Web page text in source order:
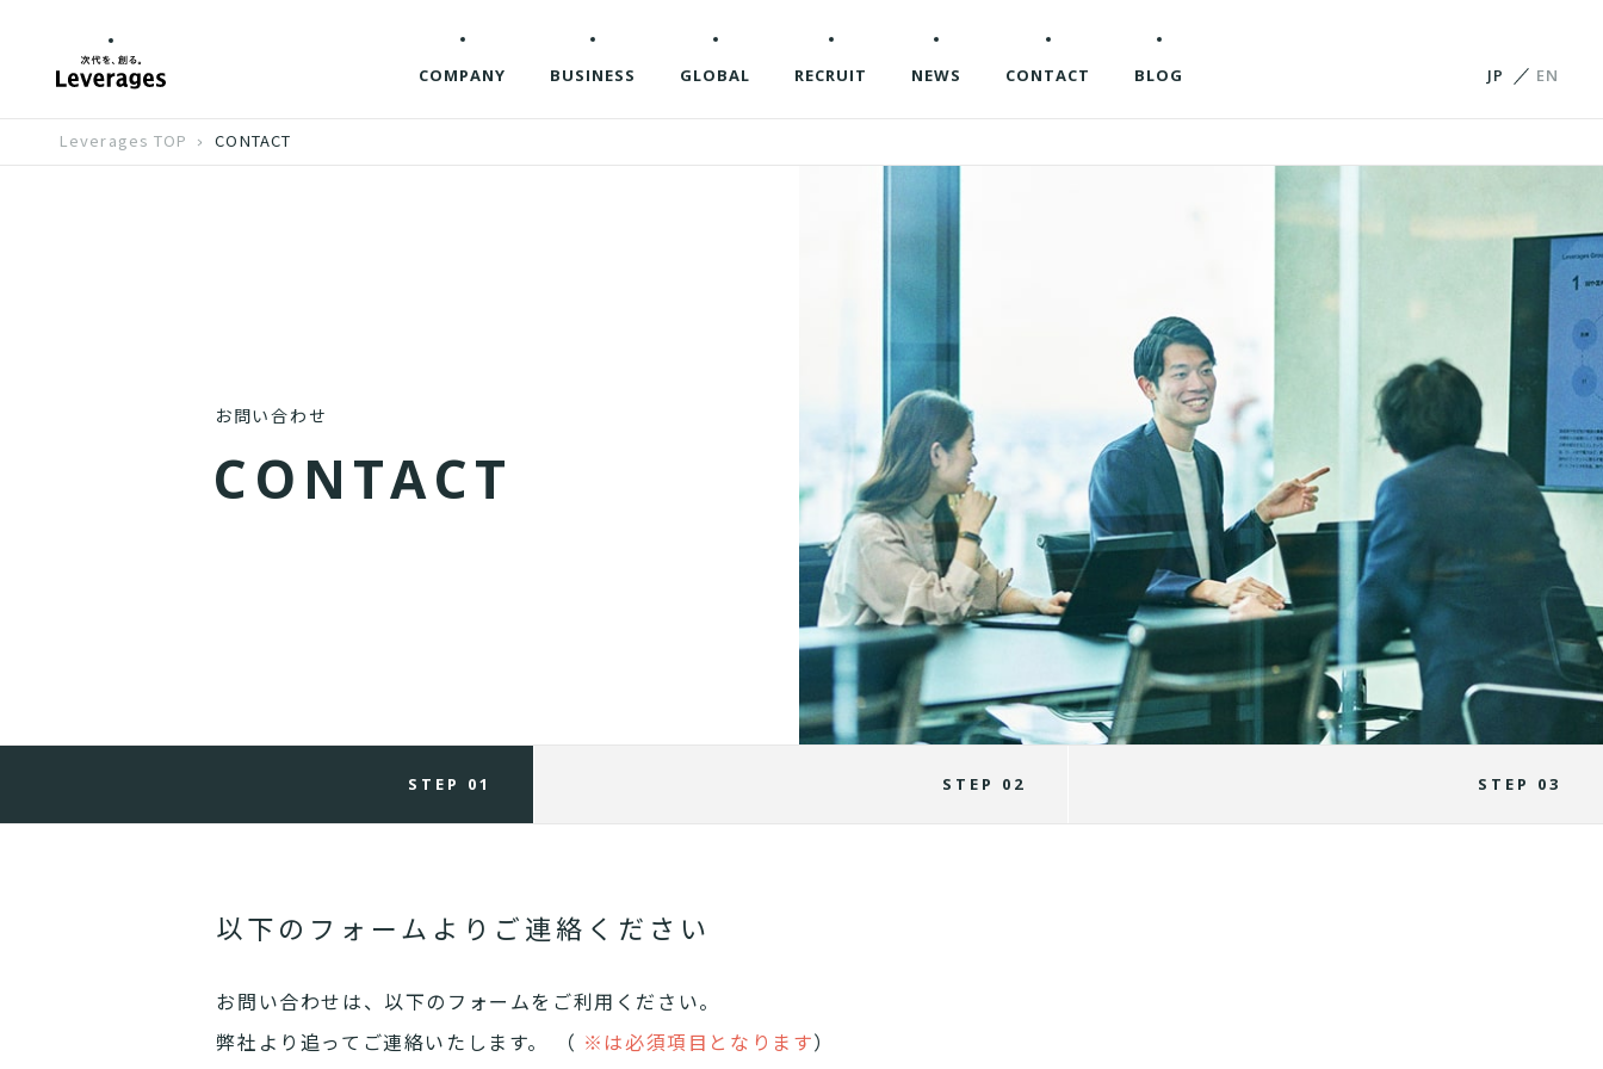
COMPANY BUSINESS GLOBAL RECRUIT NEWS CONTACT BLOG JP EN
Leverages TOP CONTACT
お問い合わせ
CO NTACT
STEP 01 STEP 02 STEP 03
以下のフォームよりご連絡ください
お問い合わせは、以下のフォームをご利用ください。
弊社より追ってご連絡いたします。 （ ※は必須項目となります）